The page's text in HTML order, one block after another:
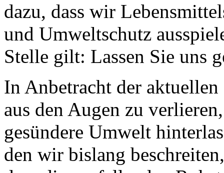
dazu, dass wir
und Umweltschutz
Stelle gilt: Lassen Sie uns
In Anbetracht der aktuellen
aus den Augen zu
gesündere Umwelt
den wir bislang